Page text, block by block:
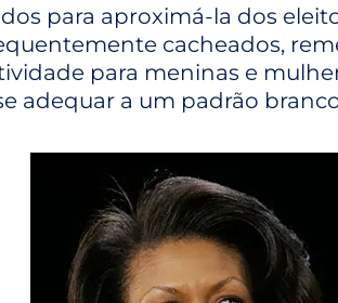
para aproximá-la dos
cacheados,
para meninas e
adequar a um padrão